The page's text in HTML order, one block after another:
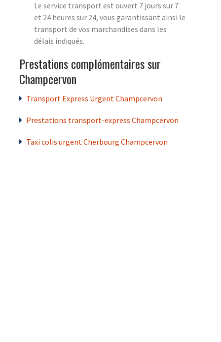
Le service transport est ouvert 7 jours sur 7
et 24 heures sur 24, vous garantissant ainsi le
transport de vos marchandises dans les
délais indiqués.
Prestations complémentaires sur
Champcervon
Transport Express Urgent Champcervon
Prestations transport-express Champcervon
Taxi colis urgent Cherbourg Champcervon